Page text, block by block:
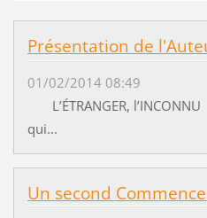
Présentation de
01/02/2014 08:49
L’ÉTRANGER,
qui...
Un second